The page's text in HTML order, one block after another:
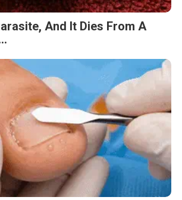
Up And Falls Off After The